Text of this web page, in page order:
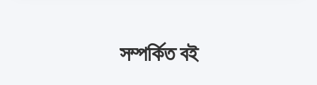
সম্পর্কিত বই